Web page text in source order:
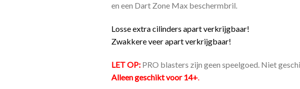
en een Dart Zone Max beschermbril.
Losse extra cilinders apart verkrijgbaar!
Zwakkere veer apart verkrijgbaar!
LET OP: PRO blasters zijn geen speelgoed. Niet
Alleen geschikt voor 14+